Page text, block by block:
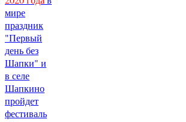
мире
праздник
"Первый
день без
Шапки" и
в селе
Шапкино
пройдет
фестиваль